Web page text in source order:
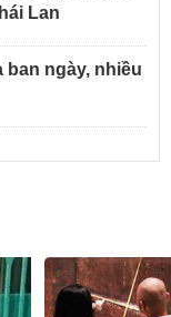
Lan
ban ngày, nhiều